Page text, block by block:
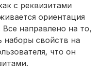
с реквизитами
ориентация
направлено на то,
наборы свойств на
что он